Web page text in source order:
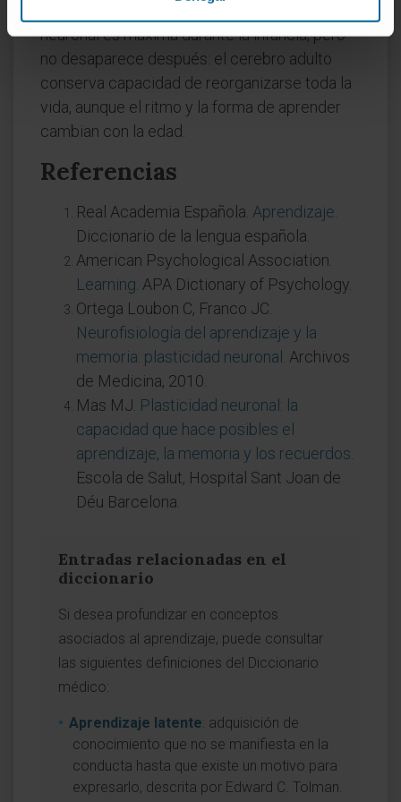
neuronal es máxima durante la infancia, pero
no desaparece después: el cerebro adulto
conserva capacidad de reorganizarse toda la
vida, aunque el ritmo y la forma de aprender
cambian con la edad.
Referencias
Real Academia Española. Aprendizaje
Diccionario de la lengua española.
American Psychological Association.
Learning . APA Dictionary of Psychology.
Ortega Loubon C, Franco JC.
Neurofisiología del aprendizaje y la
memoria: plasticidad neuronal
. Archivos
de Medicina, 2010.
Mas MJ. Plasticidad neuronal: la
capacidad que hace posibles el
aprendizaje, la memoria y los recuerdos
Escola de Salut, Hospital Sant Joan de
Déu Barcelona.
Entradas relacionadas en el
diccionario
Si desea profundizar en conceptos
asociados al aprendizaje, puede consultar
las siguientes definiciones del Diccionario
médico:
Aprendizaje latente: adquisición de
conocimiento que no se manifiesta en la
conducta hasta que existe un motivo para
expresarlo, descrita por Edward C. Tolman.